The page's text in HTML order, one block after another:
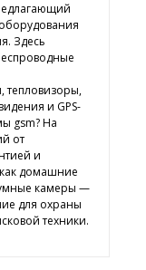
Здесь
тепловизоры,
и GPS-
gsm? На
от
и
как домашние
камеры —
для охраны
техники.